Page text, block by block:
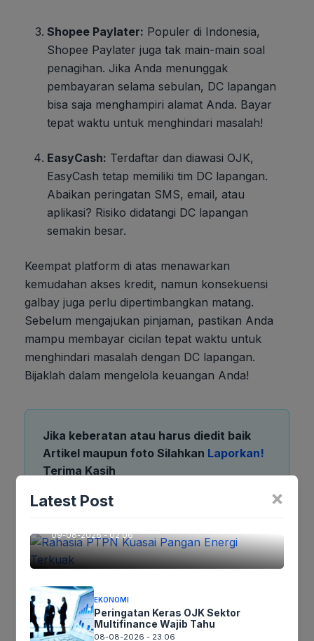
Shopee Paylater: Populer di Indonesia,
Shopee Paylater juga tak main-main soal
penagihan. Jika Anda menunggak
pembayaran selama sebulan, DC lapangan
bisa saja menghampiri alamat Anda. Bayar
tepat waktu untuk menghindari masalah!
EasyCash: Terdaftar dan diawasi OJK,
EasyCash tetap memiliki tim DC lapangan.
Abaikan peringatan SMS, email, atau
aplikasi? Risiko didatangi DC lapangan
semakin besar.
Keempat platform di atas menawarkan
kemudahan akses kredit, namun konsekuensi
galbay juga perlu dipertimbangkan matang.
Sebelum mengajukan pinjaman, pastikan Anda
mampu membayar cicilan tepat waktu untuk
menghindari masalah dengan DC lapangan.
Bijaklah dalam mengelola keuangan Anda!
Jika keberatan atau harus diedit baik
Artikel maupun foto Silahkan Laporkan!
Terima Kasih
×
Latest Post
Rahasia PTPN Kuasai Pangan
09-08-2026 - 02.06
EKONOMI
Peringatan Keras OJK Sektor
Multifinance Wajib Tahu
08-08-2026 - 23.06